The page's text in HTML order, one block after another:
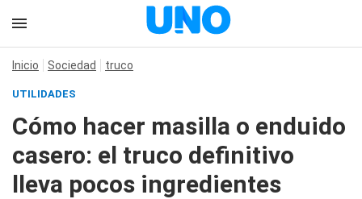
Inicio Sociedad truco
UTILIDADES
Cómo hacer masilla o enduido
casero: el truco definitivo
lleva pocos ingredientes